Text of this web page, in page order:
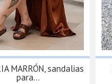
MARRÓN, sandalias
para...